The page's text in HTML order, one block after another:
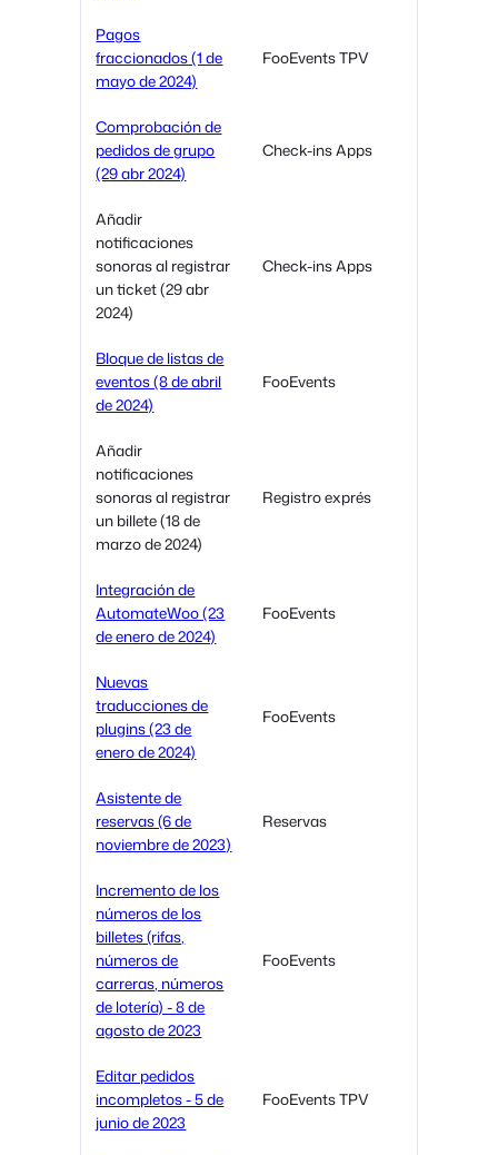
Pagos
fraccionados (1 de
mayo de 2024)
FooEvents TPV
Comprobación de
pedidos de grupo
(29 abr 2024)
Check-ins Apps
Añadir
notificaciones
sonoras al registrar
un ticket (29 abr
2024)
Check-ins Apps
Bloque de listas de
eventos (8 de abril
de 2024)
FooEvents
Añadir
notificaciones
sonoras al registrar
un billete (18 de
marzo de 2024)
Registro exprés
Integración de
AutomateWoo (23
de enero de 2024)
FooEvents
Nuevas
traducciones de
plugins (23 de
enero de 2024)
FooEvents
Asistente de
reservas (6 de
noviembre de 2023)
Reservas
Incremento de los
números de los
billetes (rifas,
números de
carreras, números
de lotería) - 8 de
agosto de 2023
FooEvents
Editar pedidos
incompletos - 5 de
junio de 2023
FooEvents TPV